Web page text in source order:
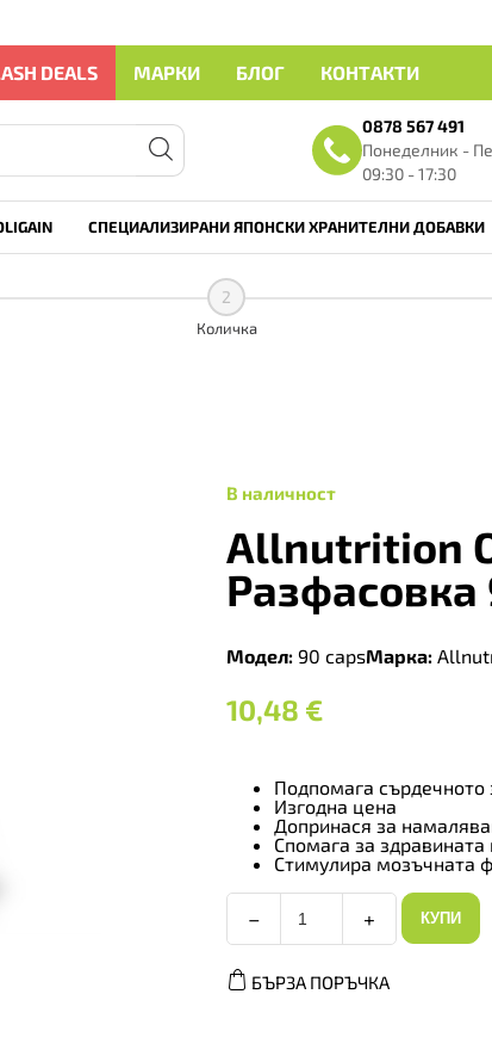
DEALS МАРКИ БЛОГ КОНТАКТИ
0878 567 491
Понеделник -
09:30 - 17:30
СПЕЦИАЛИЗИРАНИ ЯПОНСКИ ХРАНИТЕЛНИ ДОБАВКИ
2
Количка
В наличност
Allnutrition
Разфасовка
Модел: 90 capsМарка:
10,48 €
Подпомага сърдечното
Изгодна цена
Допринася за
Спомага за здравината
Стимулира мозъчната
−
Allnutrition
Omega
-
+ КУПИ
БЪРЗА ПОРЪЧКА